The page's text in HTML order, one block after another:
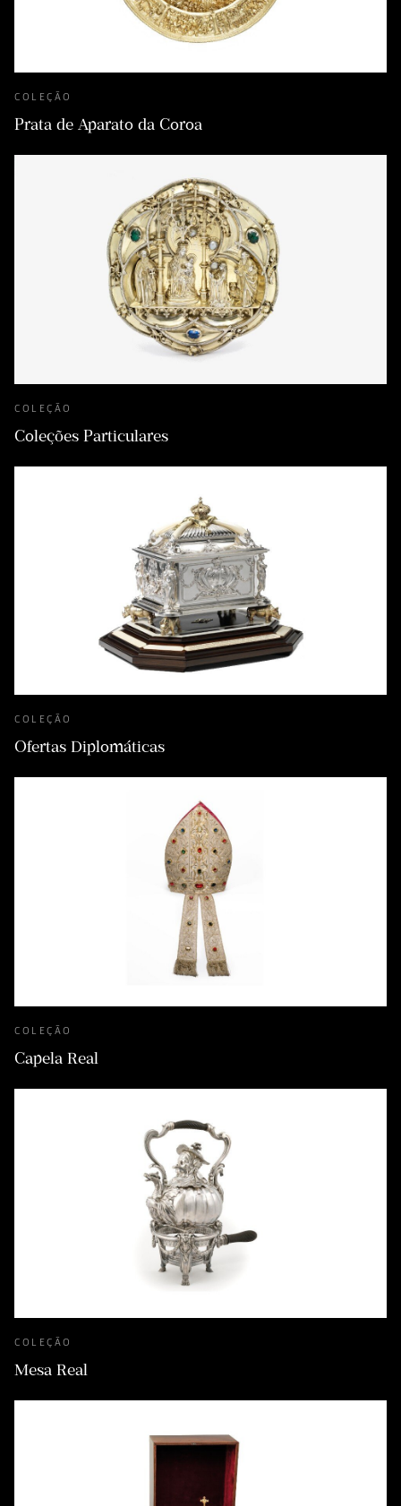
COLEÇÃO
Prata de Aparato da Coroa
COLEÇÃO
Coleções Particulares
COLEÇÃO
Ofertas Diplomáticas
COLEÇÃO
Capela Real
COLEÇÃO
Mesa Real